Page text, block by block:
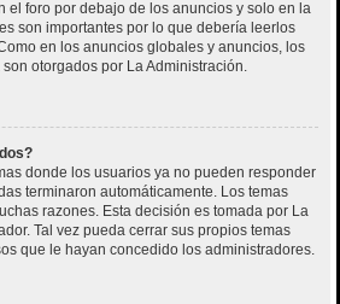
el foro por debajo de los anuncios y solo en la
son importantes por lo que debería leerlos
en los anuncios globales y anuncios, los
otorgados por La Administración.
donde los usuarios ya no pueden responder
terminaron automáticamente. Los temas
razones. Esta decisión es tomada por La
Tal vez pueda cerrar sus propios temas
que le hayan concedido los administradores.